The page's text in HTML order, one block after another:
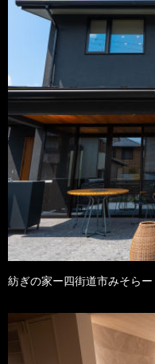
紡ぎの家ー四街道市みそらー